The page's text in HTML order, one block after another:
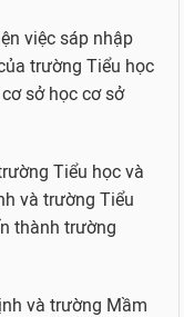
việc sáp nhập
trường Tiểu học
sở học cơ sở
Tiểu học và
và trường Tiểu
thành trường
và trường Mầm